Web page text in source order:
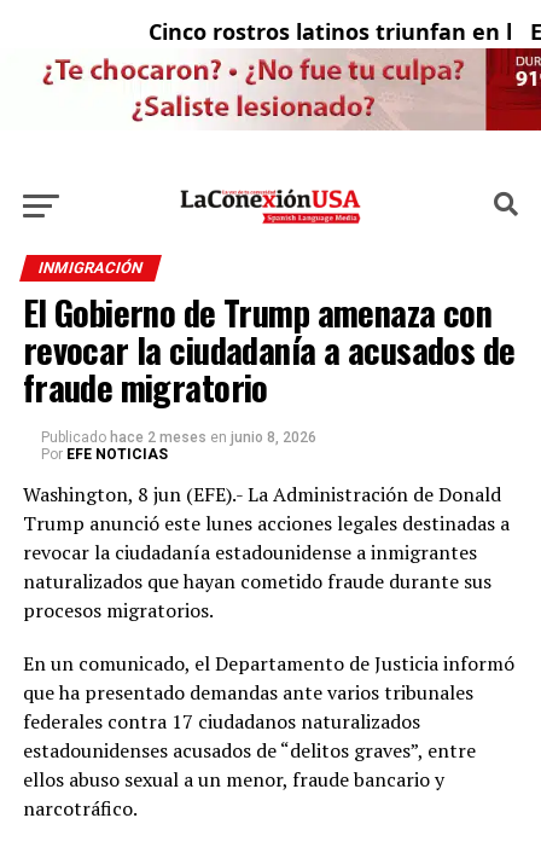
Cinco rostros latinos triunfan en la El
INMIGRACIÓN
El Gobierno de Trump amenaza con
revocar la ciudadanía a acusados de
fraude migratorio
Publicado hace 2 meses en junio 8, 2026
Por EFE NOTICIAS
Washington, 8 jun (EFE).- La Administración de Donald
Trump anunció este lunes acciones legales destinadas a
revocar la ciudadanía estadounidense a inmigrantes
naturalizados que hayan cometido fraude durante sus
procesos migratorios.
En un comunicado, el Departamento de Justicia informó
que ha presentado demandas ante varios tribunales
federales contra 17 ciudadanos naturalizados
estadounidenses acusados de “delitos graves”, entre
ellos abuso sexual a un menor, fraude bancario y
narcotráfico.